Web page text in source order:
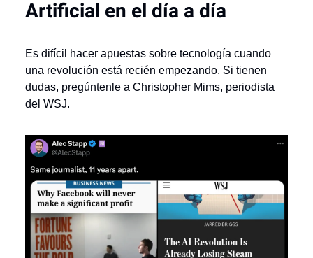
Artificial en el día a día
Es difícil hacer apuestas sobre tecnología cuando
una revolución está recién empezando. Si tienen
dudas, pregúntenle a Christopher Mims, periodista
del WSJ.